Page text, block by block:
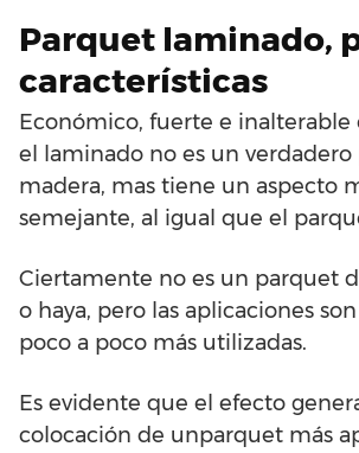
Parquet laminado,
características
Económico, fuerte e inalterable
el laminado no es un
madera, mas tiene un aspecto
semejante, al igual que el
Ciertamente no es un parquet
o haya, pero las aplicaciones
poco a poco más utilizadas.
Es evidente que el efecto
colocación de unparquet más